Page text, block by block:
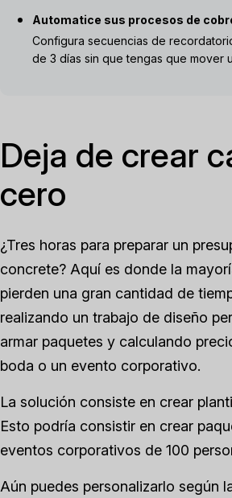
Automatice sus procesos de
Configura secuencias de
de 3 días sin que tengas que mover
Deja de crear
cero
¿Tres horas para preparar un
concrete? Aquí es donde la
pierden una gran cantidad de
realizando un trabajo de diseño
armar paquetes y calculando
boda o un evento corporativo.
La solución consiste en crear
Esto podría consistir en crear
eventos corporativos de 100
Aún puedes personalizarlo según